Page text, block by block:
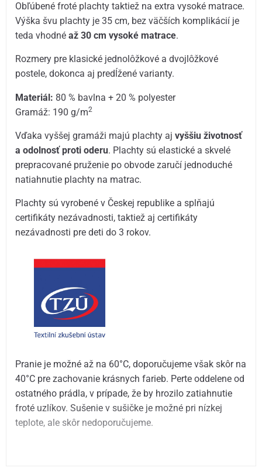
Obľúbené froté plachty taktiež na extra vysoké matrace.
Výška švu plachty je 35 cm, bez väčších komplikácií je
teda vhodnéaž 30 cm vysoké matrace.
Rozmery pre klasické jednolôžkové a dvojlôžkové
postele, dokonca aj predĺžené varianty.
Materiál: 80 % bavlna + 20 % polyester
Gramáž: 190 g/m2
Vďaka vyššej gramáži majú plachty ajvyššiu životnosť
a odolnosť proti oderu. Plachty sú elastické a skvelé
prepracované pruženie po obvode zaručí jednoduché
natiahnutie plachty na matrac.
Plachty sú vyrobené v Českej republike a splňajú
certifikáty nezávadnosti, taktiež aj certifikáty
nezávadnosti pre deti do 3 rokov.
Pranie je možné až na 60°C, doporučujeme však skôr na
40°C pre zachovanie krásnych farieb. Perte oddelene od
ostatného prádla, v prípade, že by hrozilo zatiahnutie
froté uzlíkov. Sušenie v sušičke je možné pri nízkej
teplote, ale skôr nedoporučujeme.